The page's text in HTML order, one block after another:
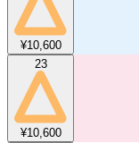
¥10,600
23
¥10,600